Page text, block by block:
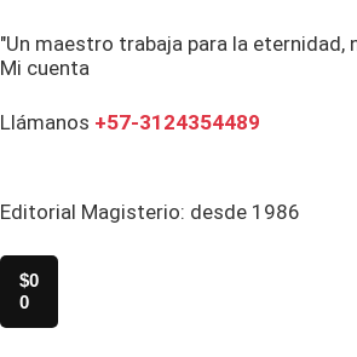
"Un maestro trabaja para la eternidad,
Mi cuenta
Llámanos +57-3124354489
Editorial Magisterio: desde 1986
$0
0